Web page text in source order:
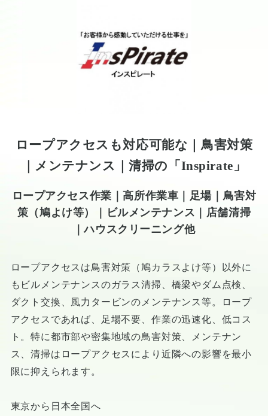
ロープアクセスも対応可能な｜鳥害対策
｜メンテナンス｜清掃の「Inspirate」
ロープアクセス作業｜高所作業車｜足場｜鳥害対
策（鳩よけ等）｜ビルメンテナンス｜店舗清掃
｜ハウスクリーニング他
ロープアクセスは鳥害対策（鳩カラスよけ等）以外に
もビルメンテナンスのガラス清掃、橋梁やダム点検、
ダクト交換、風力タービンのメンテナンス等。ロープ
アクセスであれば、足場不要、作業の迅速化、低コス
ト。特に都市部や密集地域の鳥害対策、メンテナン
ス、清掃はロープアクセスにより近隣への影響を最小
限に抑えられます。
東京から日本全国へ